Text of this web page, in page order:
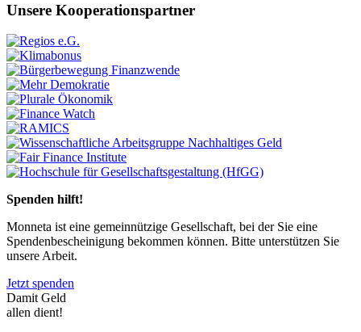
Unsere Kooperationspartner
Spenden hilft!
Monneta ist eine gemeinnützige Gesellschaft, bei der Sie eine
Spendenbescheinigung bekommen können. Bitte unterstützen Sie
unsere Arbeit.
Jetzt spenden
Damit Geld
allen dient!